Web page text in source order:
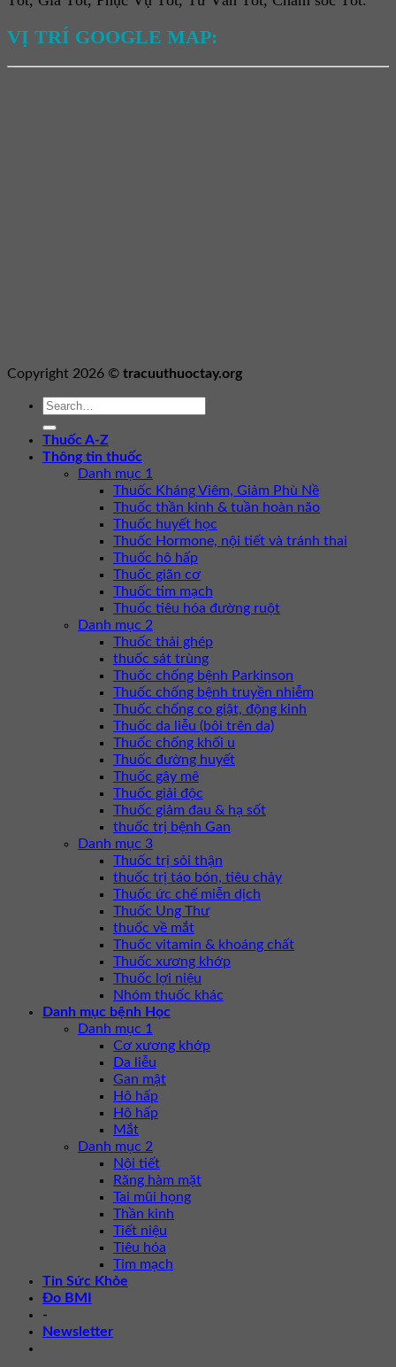
VỊ TRÍ GOOGLE MAP:
Copyright 2026 © tracuuthuoctay.org
Thuốc A-Z
Thông tin thuốc
Danh mục 1
Thuốc Kháng Viêm, Giảm Phù Nề
Thuốc thần kinh & tuần hoàn não
Thuốc huyết học
Thuốc Hormone, nội tiết và tránh thai
Thuốc hô hấp
Thuốc giãn cơ
Thuốc tim mạch
Thuốc tiêu hóa đường ruột
Danh mục 2
Thuốc thải ghép
thuốc sát trùng
Thuốc chống bệnh Parkinson
Thuốc chống bệnh truyền nhiễm
Thuốc chống co giật, động kinh
Thuốc da liễu (bôi trên da)
Thuốc chống khối u
Thuốc đường huyết
Thuốc gây mê
Thuốc giải độc
Thuốc giảm đau & hạ sốt
thuốc trị bệnh Gan
Danh mục 3
Thuốc trị sỏi thận
thuốc trị táo bón, tiêu chảy
Thuốc ức chế miễn dịch
Thuốc Ung Thư
thuốc về mắt
Thuốc vitamin & khoáng chất
Thuốc xương khớp
Thuốc lợi niệu
Nhóm thuốc khác
Danh mục bệnh Học
Danh mục 1
Cơ xương khớp
Da liễu
Gan mật
Hô hấp
Hô hấp
Mắt
Danh mục 2
Nội tiết
Răng hàm mặt
Tai mũi họng
Thần kinh
Tiết niệu
Tiêu hóa
Tim mạch
Tin Sức Khỏe
Đo BMI
-
Newsletter